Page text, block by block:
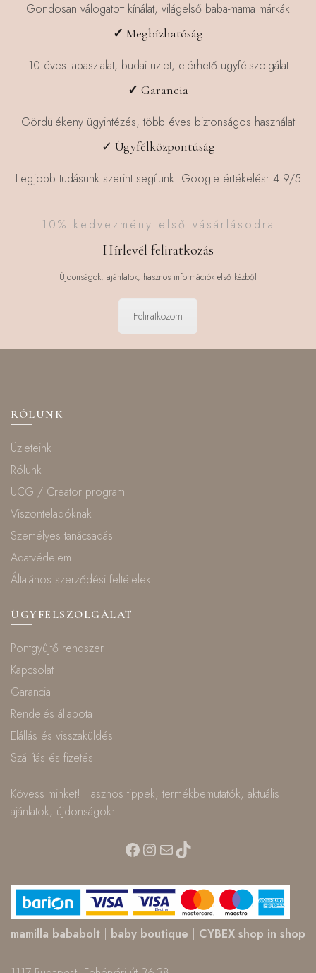
Gondosan válogatott kínálat, világelső baba-mama márkák
✓ Megbízhatóság
10 éves tapasztalat, budai üzlet, elérhető ügyfélszolgálat
✓ Garancia
Gördülékeny ügyintézés, több éves biztonságos használat
✓ Ügyfélközpontúság
Legjobb tudásunk szerint segítünk! Google értékelés: 4.9/5
10% kedvezmény első vásárlásodra
Hírlevél feliratkozás
Újdonságok, ajánlatok, hasznos információk első kézből
Feliratkozom
RÓLUNK
Üzleteink
Rólunk
UCG / Creator program
Viszonteladóknak
Személyes tanácsadás
Adatvédelem
Általános szerződési feltételek
ÜGYFÉLSZOLGÁLAT
Pontgyűjtő rendszer
Kapcsolat
Garancia
Rendelés állapota
Elállás és visszaküldés
Szállítás és fizetés
Kövess minket! Hasznos tippek, termékbemutatók, aktuális
ajánlatok, újdonságok:
Facebook
Instagram
MailTikTok
mamilla bababolt | baby boutique | CYBEX shop in shop